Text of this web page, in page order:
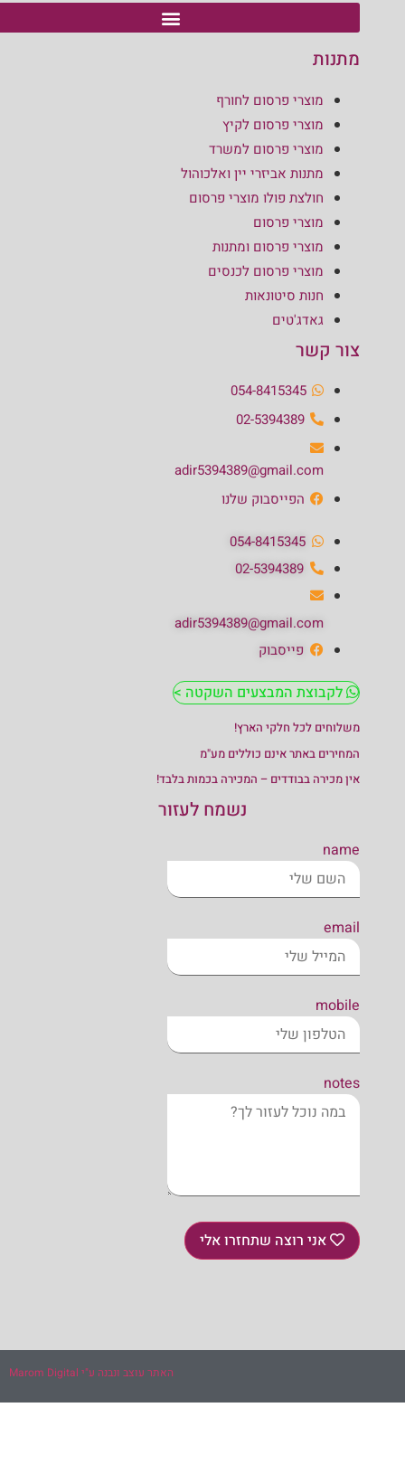
מתנות
מוצרי פרסום לחורף
מוצרי פרסום לקיץ
מוצרי פרסום למשרד
מתנות אביזרי יין ואלכוהול
חולצת פולו מוצרי פרסום
מוצרי פרסום
מוצרי פרסום ומתנות
מוצרי פרסום לכנסים
חנות סיטונאות
גאדג'טים
צור קשר
054-8415345
02-5394389
adir5394389@gmail.com
הפייסבוק שלנו
054-8415345
02-5394389
adir5394389@gmail.com
פייסבוק
לקבוצת המבצעים השקטה >
משלוחים לכל חלקי הארץ!
המחירים באתר אינם כוללים מע"מ
אין מכירה בבודדים – המכירה בכמות בלבד!
נשמח לעזור
name
email
mobile
notes
אני רוצה שתחזרו אלי
האתר עוצב ונבנה ע"י Marom Digital